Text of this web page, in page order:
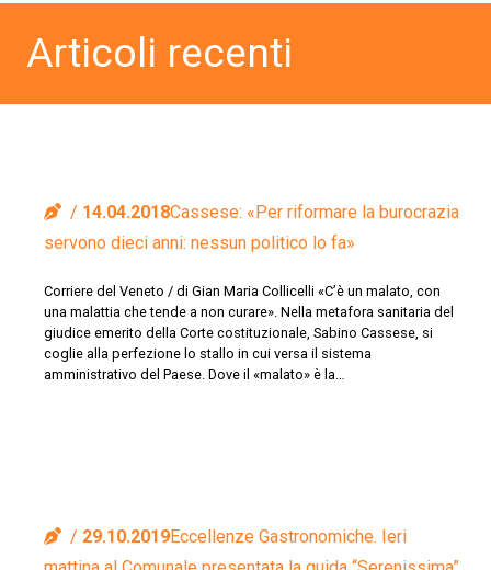
Articoli recenti
14.04.2018Cassese: «Per riformare la burocrazia
servono dieci anni: nessun politico lo fa»
Corriere del Veneto / di Gian Maria Collicelli «C’è un malato, con
una malattia che tende a non curare». Nella metafora sanitaria del
giudice emerito della Corte costituzionale, Sabino Cassese, si
coglie alla perfezione lo stallo in cui versa il sistema
amministrativo del Paese. Dove il «malato» è la…
29.10.2019Eccellenze Gastronomiche. Ieri